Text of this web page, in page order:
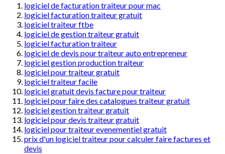
logiciel de facturation traiteur pour mac
logiciel facturation traiteur gratuit
logiciel traiteur ftbe
logiciel de gestion traiteur gratuit
logiciel facturation traiteur
logiciel de devis pour traiteur auto entrepreneur
logiciel gestion production traiteur
logiciel pour traiteur gratuit
logiciel traiteur facile
logiciel gratuit devis facture pour traiteur
logiciel pour faire des catalogues traiteur gratuit
logiciel gestion traiteur gratuit
logiciel pour devis traiteur gratuit
logiciel pour traiteur evenementiel gratuit
prix d'un logiciel traiteur pour calculer faire factures et
devis